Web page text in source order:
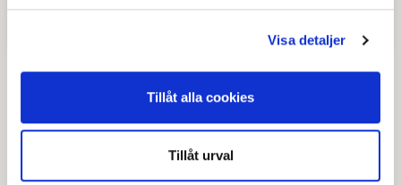
Visa detaljer
Tillåt alla cookies
Tillåt urval
Redovisningsblankett